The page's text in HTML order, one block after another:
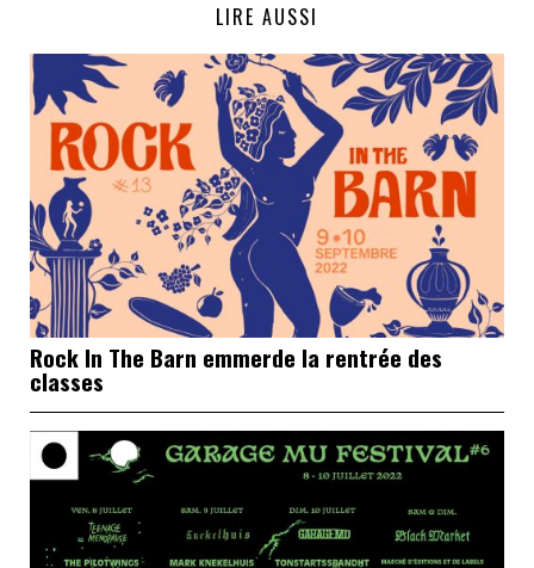
LIRE AUSSI
Rock In The Barn emmerde la rentrée des
classes